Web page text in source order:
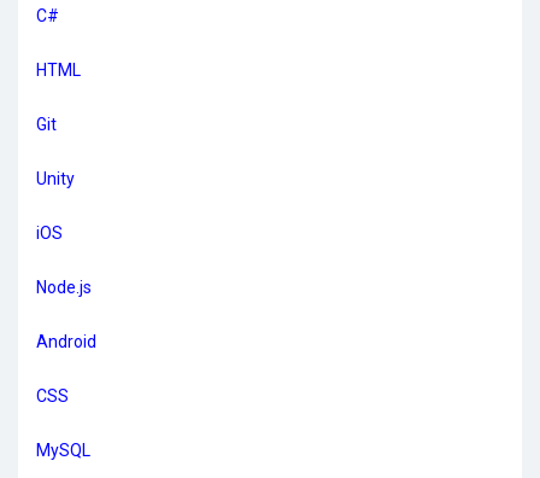
C#
HTML
Git
Unity
iOS
Node.js
Android
CSS
MySQL